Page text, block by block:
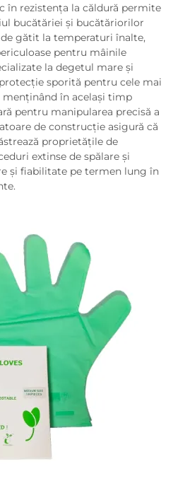
în rezistența la căldură permite
bucătăriei și bucătăriorilor
gătit la temperaturi înalte,
pentru mâinile
la degetul mare și
sporită pentru cele mai
menținând în același timp
pentru manipularea precisă a
de construcție asigură că
proprietățile de
extinse de spălare și
și fiabilitate pe termen lung în